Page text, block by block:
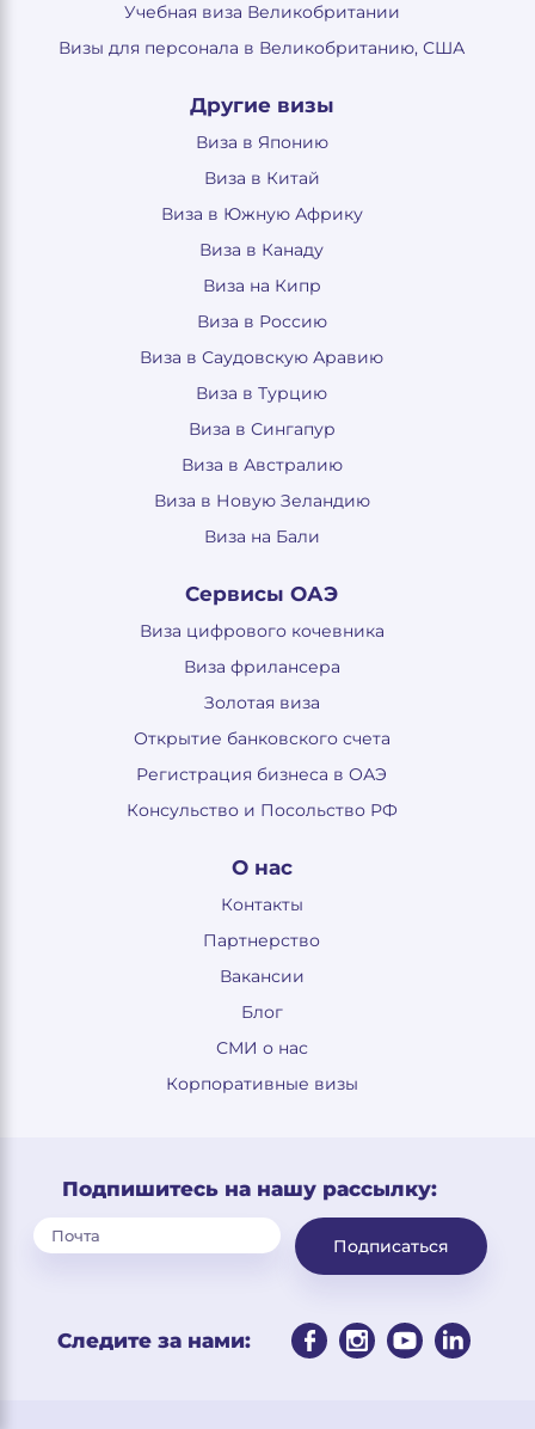
Учебная виза Великобритании
Визы для персонала в Великобританию, США
Другие визы
Виза в Японию
Виза в Китай
Виза в Южную Африку
Виза в Канаду
Виза на Кипр
Виза в Россию
Виза в Саудовскую Аравию
Виза в Турцию
Виза в Сингапур
Виза в Австралию
Виза в Новую Зеландию
Виза на Бали
Сервисы ОАЭ
Виза цифрового кочевника
Виза фрилансера
Золотая виза
Открытие банковского счета
Регистрация бизнеса в ОАЭ
Консульство и Посольство РФ
О нас
Контакты
Партнерство
Вакансии
Блог
СМИ о нас
Корпоративные визы
Подпишитесь на нашу рассылку:
Подписаться
Следите за нами: